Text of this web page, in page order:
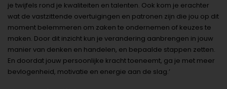
je twijfels rond je kwaliteiten en talenten. Ook kom je erachter
wat de vastzittende overtuigingen en patronen zijn die jou op dit
moment belemmeren om zaken te ondernemen of keuzes te
maken. Door dit inzicht kun je verandering aanbrengen in jouw
manier van denken en handelen, en bepaalde stappen zetten.
En doordat jouw persoonlijke kracht toeneemt, ga je met meer
bevlogenheid, motivatie en energie aan de slag.’